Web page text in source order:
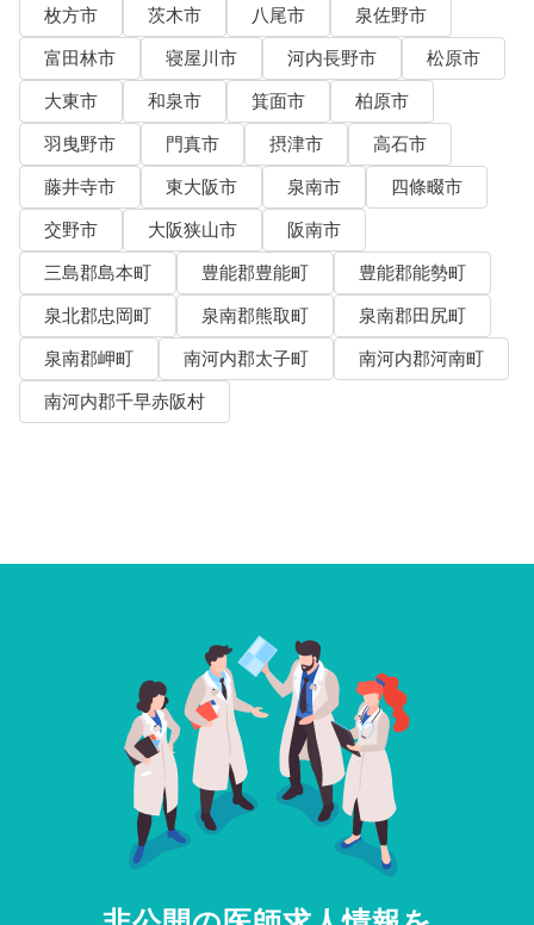
枚方市
茨木市 八尾市
泉佐野市
富田林市
寝屋川市 河内長野市
松原市
大東市
和泉市 箕面市
柏原市
羽曳野市
門真市 摂津市
高石市
藤井寺市
東大阪市 泉南市
四條畷市
交野市
大阪狭山市
阪南市
三島郡島本町
豊能郡豊能町
豊能郡能勢町
泉北郡忠岡町
泉南郡熊取町
泉南郡田尻町
泉南郡岬町
南河内郡太子町
南河内郡河南町
南河内郡千早赤阪村